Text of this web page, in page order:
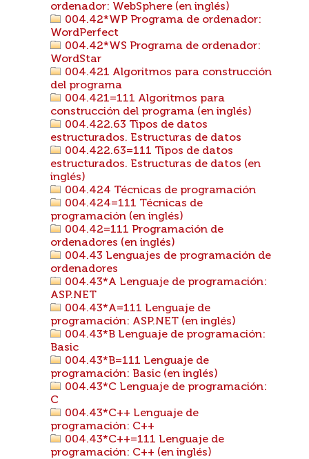
ordenador: WebSphere (en inglés)
004.42*WP Programa de ordenador:
WordPerfect
004.42*WS Programa de ordenador:
WordStar
004.421 Algoritmos para construcción
del programa
004.421=111 Algoritmos para
construcción del programa (en inglés)
004.422.63 Tipos de datos
estructurados. Estructuras de datos
004.422.63=111 Tipos de datos
estructurados. Estructuras de datos (en
inglés)
004.424 Técnicas de programación
004.424=111 Técnicas de
programación (en inglés)
004.42=111 Programación de
ordenadores (en inglés)
004.43 Lenguajes de programación de
ordenadores
004.43*A Lenguaje de programación:
ASP.NET
004.43*A=111 Lenguaje de
programación: ASP.NET (en inglés)
004.43*B Lenguaje de programación:
Basic
004.43*B=111 Lenguaje de
programación: Basic (en inglés)
004.43*C Lenguaje de programación:
C
004.43*C++ Lenguaje de
programación: C++
004.43*C++=111 Lenguaje de
programación: C++ (en inglés)